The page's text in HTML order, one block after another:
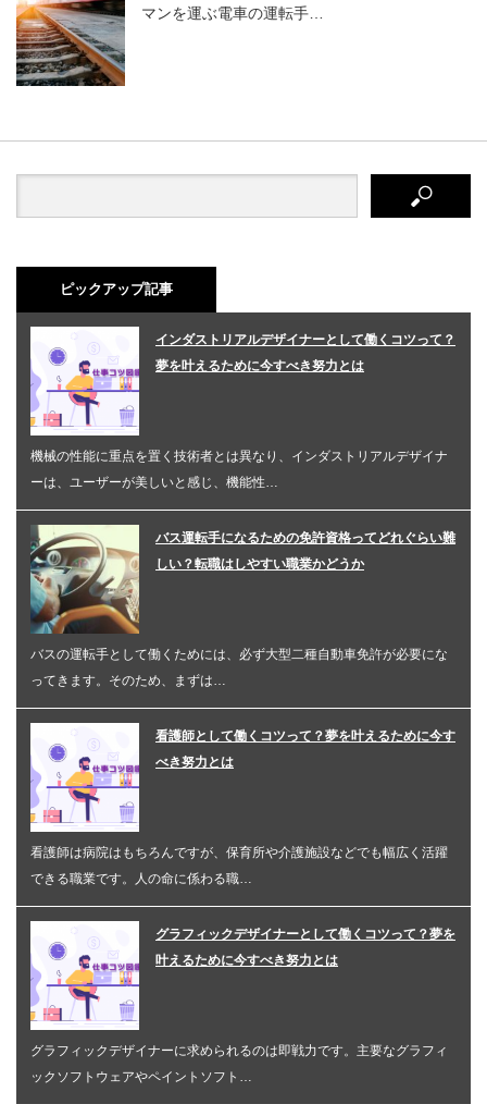
マンを運ぶ電車の運転手…
ピックアップ記事
インダストリアルデザイナーとして働くコツって？
夢を叶えるために今すべき努力とは
機械の性能に重点を置く技術者とは異なり、インダストリアルデザイナ
ーは、ユーザーが美しいと感じ、機能性…
バス運転手になるための免許資格ってどれぐらい難
しい？転職はしやすい職業かどうか
バスの運転手として働くためには、必ず大型二種自動車免許が必要にな
ってきます。そのため、まずは…
看護師として働くコツって？夢を叶えるために今す
べき努力とは
看護師は病院はもちろんですが、保育所や介護施設などでも幅広く活躍
できる職業です。人の命に係わる職…
グラフィックデザイナーとして働くコツって？夢を
叶えるために今すべき努力とは
グラフィックデザイナーに求められるのは即戦力です。主要なグラフィ
ックソフトウェアやペイントソフト…